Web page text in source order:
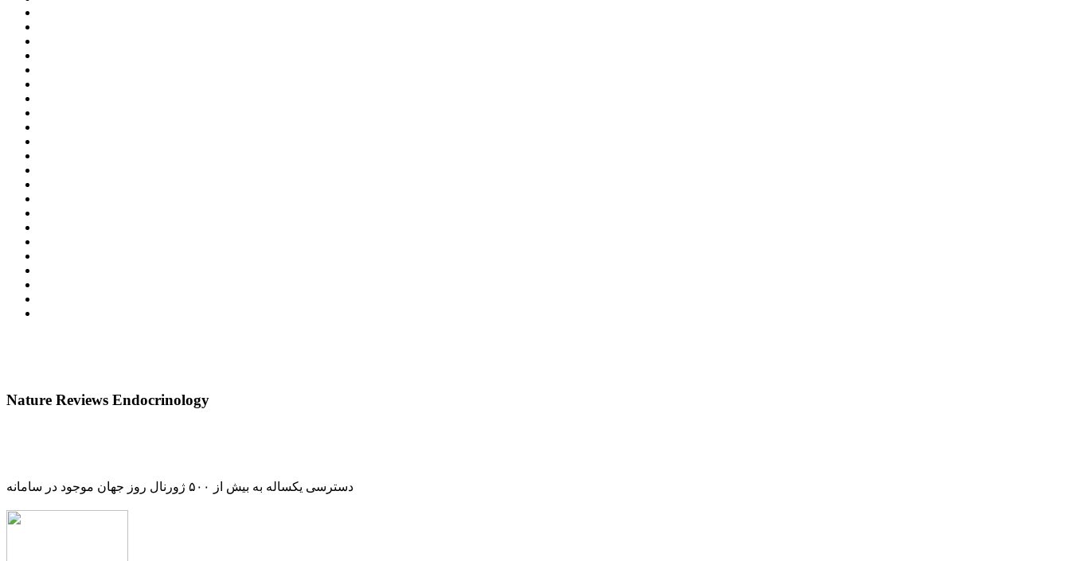
Nature Reviews Endocrinology
دسترسی یکساله به بیش از ۵۰۰ ژورنال روز جهان موجود در سامانه